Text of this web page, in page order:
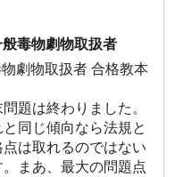
毒物劇物取扱者
劇物取扱者 合格教本
題は終わりました。
同じ傾向なら法規と
は取れるのではない
まあ、最大の問題点